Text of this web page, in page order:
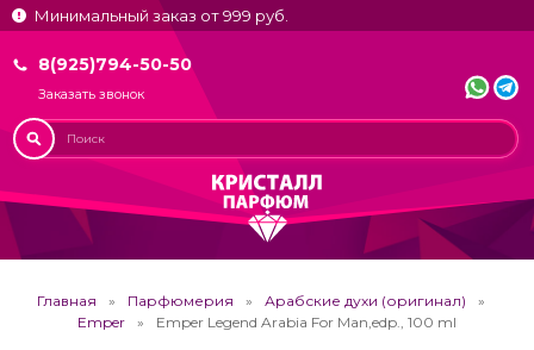
Минимальный заказ от 999 руб.
8(925)794-50-50
Заказать звонок
Главная Парфюмерия
Арабские духи (оригинал)
Emper
Emper Legend Arabia For Man,edp., 100 ml